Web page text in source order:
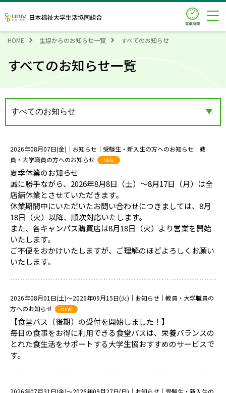
日本福祉大学生活協同組合
営業時
HOME 生協からのお知らせ一覧 すべてのお知らせ
すべてのお知らせ一覧
2026年08月07日(金) ｜お知らせ｜受験生・新入生の方へのお知らせ｜教
員・大学職員の方へのお知らせ
NEW
夏季休業のお知らせ
誠に勝手ながら、2026年8月8日（土）～8月17日（月）は全
店舗休業とさせていただきます。
休業期間中にいただいたお問い合わせにつきましては、8月
18日（火）以降、順次対応いたします。
また、各キャンパス購買店は8月18日（火）より営業を開始
いたします。
ご不便をおかけいたしますが、ご理解のほどよろしくお願い
いたします。
2026年08月01日(土)～2026年09月15日(火) ｜お知らせ｜教員・大学職員の
方へのお知らせ
NEW
【食堂パス（後期）の受付を開始しました！】
毎日の食事をお得に利用できる食堂パスは、栄養バランスの
とれた食生活をサポートする大学生協おすすめのサービスで
す。
2026年07月31日(金)～2026年09月27日(日) ｜お知らせ｜受験生・新入生の